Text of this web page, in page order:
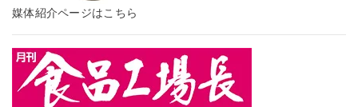
媒体紹介ページはこちら